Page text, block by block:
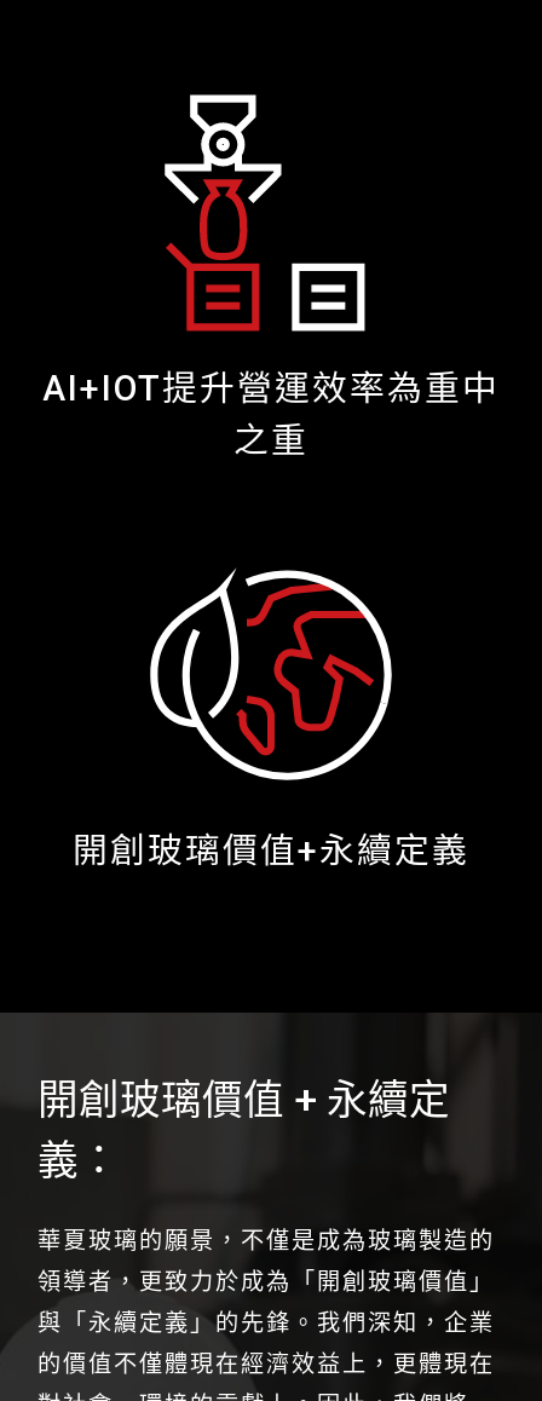
AI+IOT提升營運效率為重中
之重
開創玻璃價值+永續定義
開創玻璃價值 + 永續定
義：
華夏玻璃的願景，不僅是成為玻璃製造的
領導者，更致力於成為「開創玻璃價值」
與「永續定義」的先鋒。我們深知，企業
的價值不僅體現在經濟效益上，更體現在